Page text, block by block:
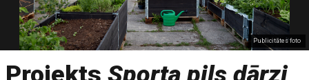
Publicitātes foto